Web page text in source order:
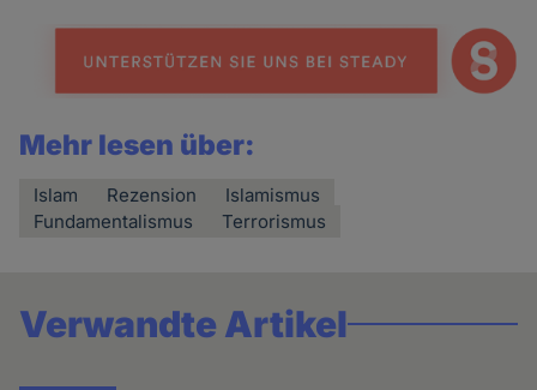
Mehr lesen über:
Islam Rezension
Islamismus
Fundamentalismus
Terrorismus
Verwandte Artikel